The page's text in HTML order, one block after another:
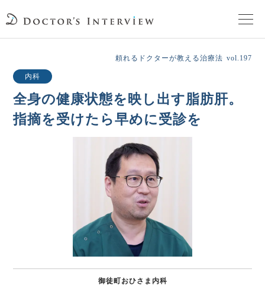
頼れるドクターが教える治療法
街の頼れるドクターたち
頼れるドクターが教える治療法 vol.197
内科
全身の健康状態を映し出す脂肪肝。
指摘を受けたら早めに受診を
御徒町おひさま内科